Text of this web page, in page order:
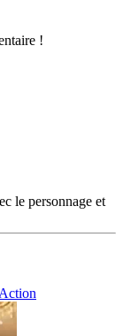
!
le personnage et